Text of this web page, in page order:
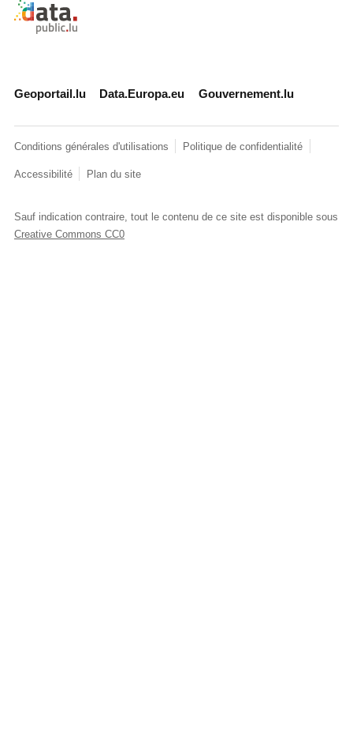
Retour à l'accueil de data.public.lu
Geoportail.lu Data.Europa.eu Gouvernement.lu
Conditions générales d'utilisations Politique de confidentialité
Accessibilité Plan du site
Sauf indication contraire, tout le contenu de ce site est disponible sous
Creative Commons CC0